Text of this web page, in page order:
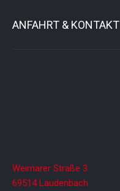
ANFAHRT & KONTAKT
Weimarer Straße 3
69514 Laudenbach